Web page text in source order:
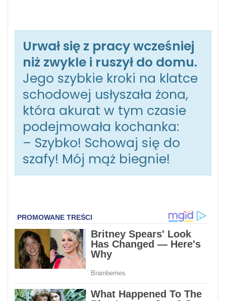
Urwał się z pracy wcześniej
niż zwykle i ruszył do domu.
Jego szybkie kroki na klatce
schodowej usłyszała żona,
która akurat w tym czasie
podejmowała kochanka:
– Szybko! Schowaj się do
szafy! Mój mąż biegnie!